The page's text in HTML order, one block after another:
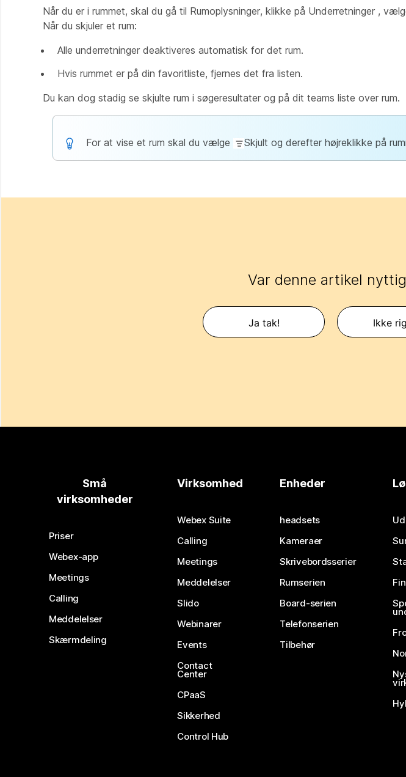
Når du er i rummet, skal du gå til Rumoplysninger, klikke på Underretninger ,
Når du skjuler et rum:
Alle underretninger deaktiveres automatisk for det rum.
Hvis rummet er på din favoritliste, fjernes det fra listen.
Du kan dog stadig se skjulte rum i søgeresultater og på dit teams liste over rum.
For at vise et rum skal du vælge Skjult og derefter højreklikke på
Var denne artikel
Ja tak! Ikke
Små
virksomheder
Priser
Webex-app
Meetings
Calling
Meddelelser
Skærmdeling
Virksomhed
Webex Suite
Calling
Meetings
Meddelelser
Slido
Webinarer
Events
Contact
Center
CPaaS
Sikkerhed
Control Hub
Enheder
headsets
Kameraer
Skrivebordsserier
Rumserien
Board-serien
Telefonserien
Tilbehør